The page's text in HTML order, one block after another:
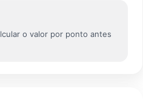
o valor por ponto antes